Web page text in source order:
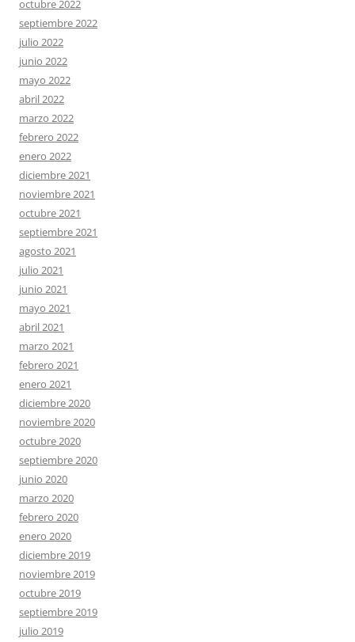
octubre 2022
septiembre 2022
julio 2022
junio 2022
mayo 2022
abril 2022
marzo 2022
febrero 2022
enero 2022
diciembre 2021
noviembre 2021
octubre 2021
septiembre 2021
agosto 2021
julio 2021
junio 2021
mayo 2021
abril 2021
marzo 2021
febrero 2021
enero 2021
diciembre 2020
noviembre 2020
octubre 2020
septiembre 2020
junio 2020
marzo 2020
febrero 2020
enero 2020
diciembre 2019
noviembre 2019
octubre 2019
septiembre 2019
julio 2019